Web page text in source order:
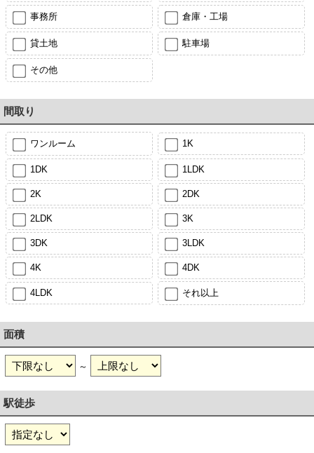
事務所 倉庫・工場
貸土地 駐車場
その他
間取り
ワンルーム 1K
1DK 1LDK
2K 2DK
2LDK 3K
3DK 3LDK
4K 4DK
4LDK それ以上
面積
～
駅徒歩